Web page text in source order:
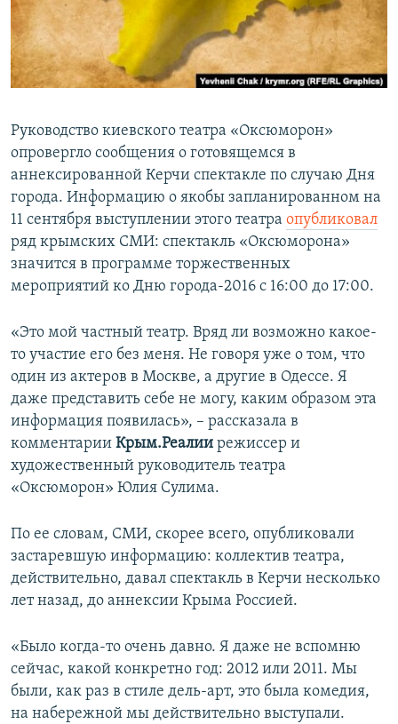
ПОБЕДИТЕЛЕЙ НЕ СУДЯТ?
КРЫМ.НЕПОКОРЕННЫЙ
ELIFBE
ПРИСОЕДИНЯЙТЕСЬ!
Все сайты RFE/RL
Руководство киевского театра «Оксюморон»
опровергло сообщения о готовящемся в
аннексированной Керчи спектакле по случаю Дня
города. Информацию о якобы запланированном на
11 сентября выступлении этого театра опубликовал
ряд крымских СМИ: спектакль «Оксюморона»
значится в программе торжественных
мероприятий ко Дню города-2016 с 16:00 до 17:00.
«Это мой частный театр. Вряд ли возможно какое-
то участие его без меня. Не говоря уже о том, что
один из актеров в Москве, а другие в Одессе. Я
даже представить себе не могу, каким образом эта
информация появилась», – рассказала в
комментарии Крым.Реалии режиссер и
художественный руководитель театра
«Оксюморон» Юлия Сулима.
По ее словам, СМИ, скорее всего, опубликовали
застаревшую информацию: коллектив театра,
действительно, давал спектакль в Керчи несколько
лет назад, до аннексии Крыма Россией.
«Было когда-то очень давно. Я даже не вспомню
сейчас, какой конкретно год: 2012 или 2011. Мы
были, как раз в стиле дель-арт, это была комедия,
на набережной мы действительно выступали.